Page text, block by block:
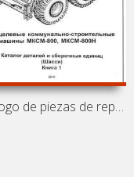
Catálogo de piezas de repuesto de